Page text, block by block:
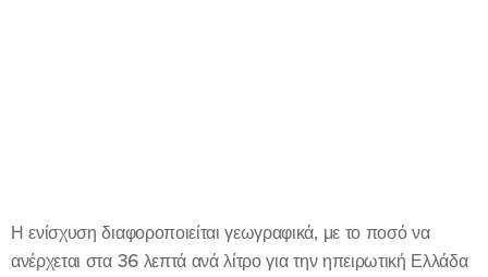
Η ενίσχυση διαφοροποιείται γεωγραφικά, με το ποσό να
ανέρχεται στα 36 λεπτά ανά λίτρο για την ηπειρωτική Ελλάδα